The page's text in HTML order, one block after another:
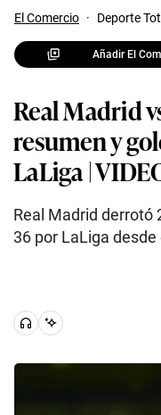
El Comercio · Deporte
Añadir El
Real Madrid
resumen y
LaLiga |
Real Madrid derrotó
36 por LaLiga